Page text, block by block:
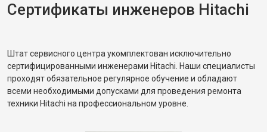
Сертификаты инженеров Hitachi
Штат сервисного центра укомплектован исключительно
сертифицированными инженерами Hitachi. Наши специалисты
проходят обязательное регулярное обучение и обладают
всеми необходимыми допусками для проведения ремонта
техники Hitachi на профессиональном уровне.